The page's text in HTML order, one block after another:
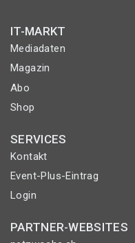
IT-MARKT
Mediadaten
Magazin
Abo
Shop
SERVICES
Kontakt
Event-Plus-Eintrag
Login
PARTNER-WEBSITES